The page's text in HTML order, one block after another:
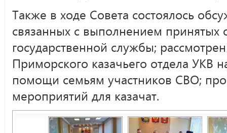
Также в ходе Совета состоялось
связанных с выполнением принятых
государственной службы;
Приморского казачьего отдела УКВ
помощи семьям участников СВО;
мероприятий для казачат.